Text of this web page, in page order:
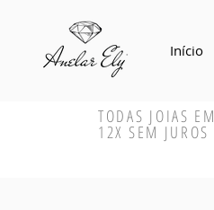
Início
TODAS JOIAS EM
12X SEM JUROS